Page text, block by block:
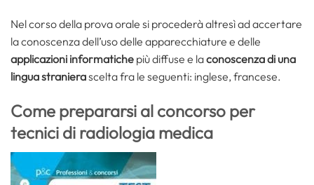
Nel corso della prova orale si procederà altresì ad accertare
la conoscenza dell’uso delle apparecchiature e delle
applicazioni informatiche più diffuse e laconoscenza di una
lingua stranierascelta fra le seguenti: inglese, francese.
Come prepararsi al concorso per
tecnici di radiologia medica